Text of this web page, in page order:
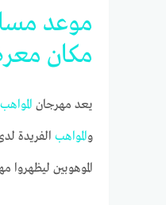
موعد
مكان
يعد مهرجان المواهب
والمواهب الفريدة
الموهوبين ليظهروا